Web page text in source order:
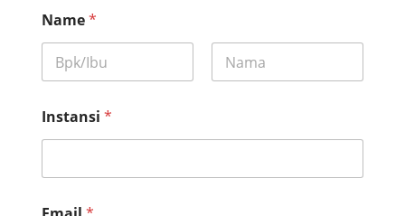
o
t
*
Name*
Instansi *